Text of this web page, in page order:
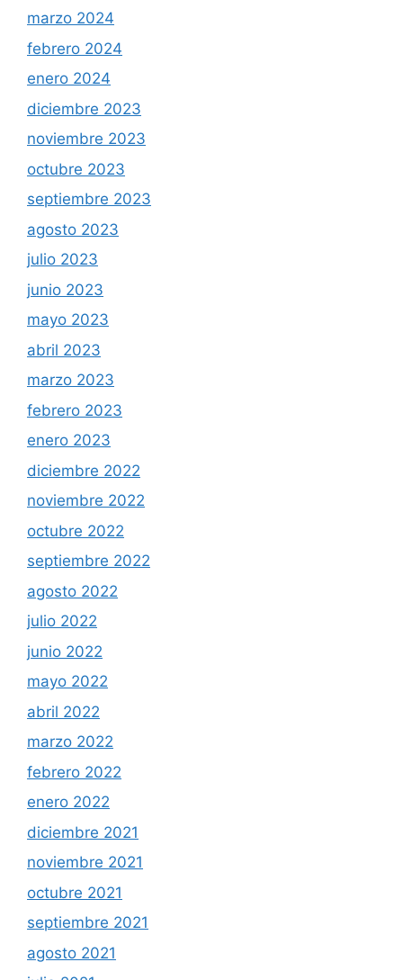
marzo 2024
febrero 2024
enero 2024
diciembre 2023
noviembre 2023
octubre 2023
septiembre 2023
agosto 2023
julio 2023
junio 2023
mayo 2023
abril 2023
marzo 2023
febrero 2023
enero 2023
diciembre 2022
noviembre 2022
octubre 2022
septiembre 2022
agosto 2022
julio 2022
junio 2022
mayo 2022
abril 2022
marzo 2022
febrero 2022
enero 2022
diciembre 2021
noviembre 2021
octubre 2021
septiembre 2021
agosto 2021